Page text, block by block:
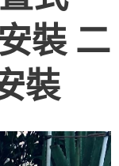
裝 二
裝